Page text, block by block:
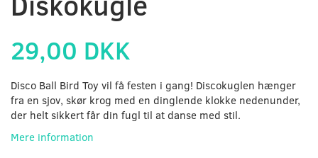
29,00 DKK
Disco Ball Bird Toy vil få festen i gang! Discokuglen hænger
fra en sjov, skør krog med en dinglende klokke nedenunder,
der helt sikkert får din fugl til at danse med stil.
Mere information